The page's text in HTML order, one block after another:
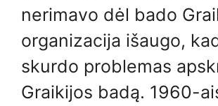
nerimavo dėl bado
organizacija išaugo,
skurdo problemas
Graikijos badą. 1960-